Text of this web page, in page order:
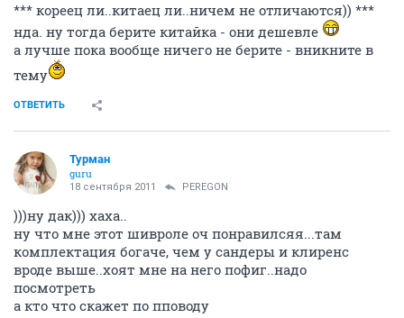
*** кореец ли..китаец ли..ничем не отличаются)) ***
нда. ну тогда берите китайка - они дешевле
а лучше пока вообще ничего не берите - вникните в
тему
ОТВЕТИТЬ
Турман
guru
18 сентября 2011 PEREGON
)))ну дак))) хаха..
ну что мне этот шивроле оч понравилсяя...там
комплектация богаче, чем у сандеры и клиренс
вроде выше..хоят мне на него пофиг..надо
посмотреть
а кто что скажет по пповоду